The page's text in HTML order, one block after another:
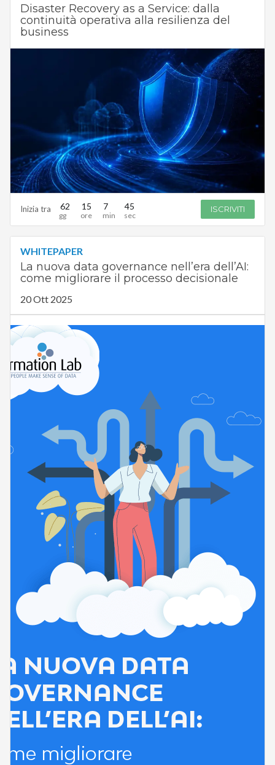
Disaster Recovery as a Service: dalla
continuità operativa alla resilienza del
business
Inizia tra 62 15 7 44 ISCRIVITI
WHITEPAPER
La nuova data governance nell’era dell’AI:
come migliorare il processo decisionale
20 Ott 2025